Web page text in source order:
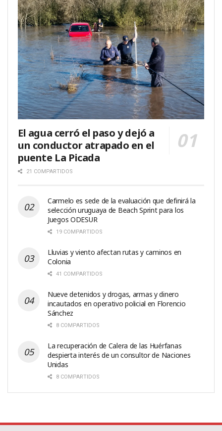
El agua cerró el paso y dejó a
un conductor atrapado en el
puente La Picada
21 COMPARTIDOS
Carmelo es sede de la evaluación que definirá la
selección uruguaya de Beach Sprint para los
Juegos ODESUR
19 COMPARTIDOS
Lluvias y viento afectan rutas y caminos en
Colonia
41 COMPARTIDOS
Nueve detenidos y drogas, armas y dinero
incautados en operativo policial en Florencio
Sánchez
8 COMPARTIDOS
La recuperación de Calera de las Huérfanas
despierta interés de un consultor de Naciones
Unidas
8 COMPARTIDOS